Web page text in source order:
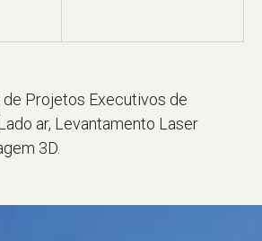
Projetos Executivos de
ar, Levantamento Laser
3D.